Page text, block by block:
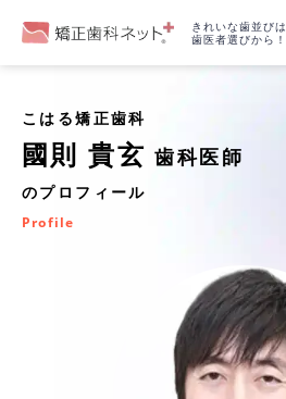
きれいな歯並びは
歯医者選びから！
こはる矯正歯科
國則 貴玄歯科医師
のプロフィール
Profile